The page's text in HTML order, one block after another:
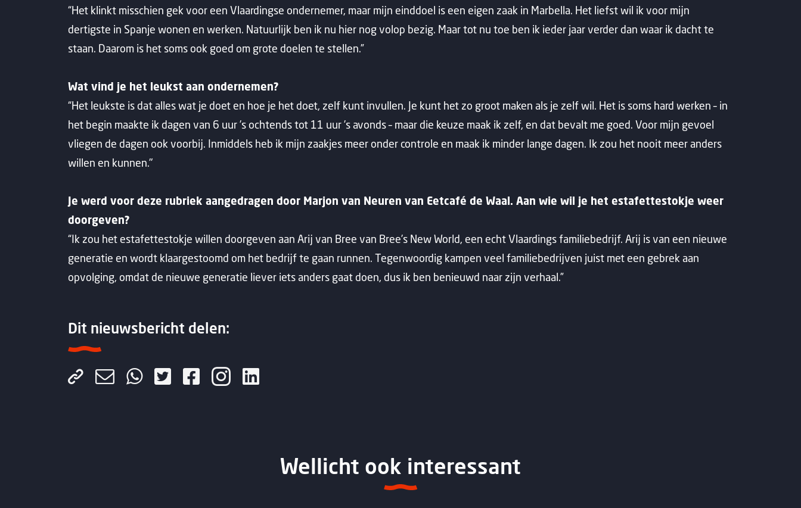
“Het klinkt misschien gek voor een Vlaardingse ondernemer, maar mijn einddoel is een eigen zaak in Marbella. Het liefst wil ik voor mijn
dertigste in Spanje wonen en werken. Natuurlijk ben ik nu hier nog volop bezig. Maar tot nu toe ben ik ieder jaar verder dan waar ik dacht te
staan. Daarom is het soms ook goed om grote doelen te stellen.”
Wat vind je het leukst aan ondernemen?
“Het leukste is dat alles wat je doet en hoe je het doet, zelf kunt invullen. Je kunt het zo groot maken als je zelf wil. Het is soms hard werken – in
het begin maakte ik dagen van 6 uur ’s ochtends tot 11 uur ’s avonds – maar die keuze maak ik zelf, en dat bevalt me goed. Voor mijn gevoel
vliegen de dagen ook voorbij. Inmiddels heb ik mijn zaakjes meer onder controle en maak ik minder lange dagen. Ik zou het nooit meer anders
willen en kunnen."
Je werd voor deze rubriek aangedragen door Marjon van Neuren van Eetcafé de Waal. Aan wie wil je het estafettestokje weer
doorgeven?
“Ik zou het estafettestokje willen doorgeven aan Arij van Bree van Bree’s New World, een echt Vlaardings familiebedrijf. Arij is van een nieuwe
generatie en wordt klaargestoomd om het bedrijf te gaan runnen. Tegenwoordig kampen veel familiebedrijven juist met een gebrek aan
opvolging, omdat de nieuwe generatie liever iets anders gaat doen, dus ik ben benieuwd naar zijn verhaal.”
Dit nieuwsbericht delen:
Wellicht ook interessant